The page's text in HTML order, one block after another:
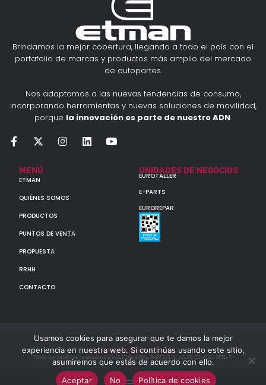
Brindamos la mejor cobertura, llegando a todo el país con el
portafolio de marcas y productos más amplio del mercado
de autopartes.
Nos adaptamos a las nuevas tendencias de consumo,
incorporando herramientas y nuevas soluciones de movilidad,
porque la innovación es parte de nuestro ADN.
MENÚ
ETMAN
QUIÉNES SOMOS
PRODUCTOS
PUNTOS DE VENTA
PROPUESTA
RRHH
CONTACTO
UNIDADES DE NEGOCIOS
EUROTALLER
E-PARTS
EUROREPAR
GRUPO ETMAN : : 2026
Todos los derechos reservados a MULTIORIGINAL PARTS S.A. (CUIT: 30-60142852-7)
Usamos cookies para asegurar que te damos la mejor
experiencia en nuestra web. Si continúas usando este sitio,
asumiremos que estás de acuerdo con ello.
Aceptar
No Política de cookies